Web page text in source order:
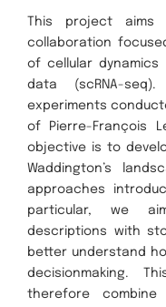
This project
collaboration
of cellular dynamics
data (scRNA-
experiments
of Pierre-François
objective is to
Waddington’s
approaches
particular, we
descriptions with
better understand
decisionmaking.
therefore combine